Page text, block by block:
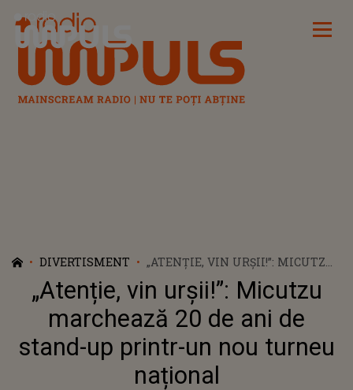
Radio Impuls
DIVERTISMENT
„ATENȚIE, VIN URȘII!”: MICUTZU
MARCHEAZĂ 20 DE ANI DE
STAND-UP PRINTR-UN NOU
TURNEU NAȚIONAL
„Atenție, vin urșii!”: Micutzu
marchează 20 de ani de
stand-up printr-un nou turneu
național